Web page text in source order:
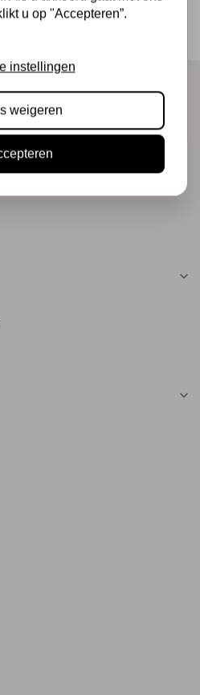
actie en nieuwe producten
u op "Accepteren”.
instellingen
weigeren